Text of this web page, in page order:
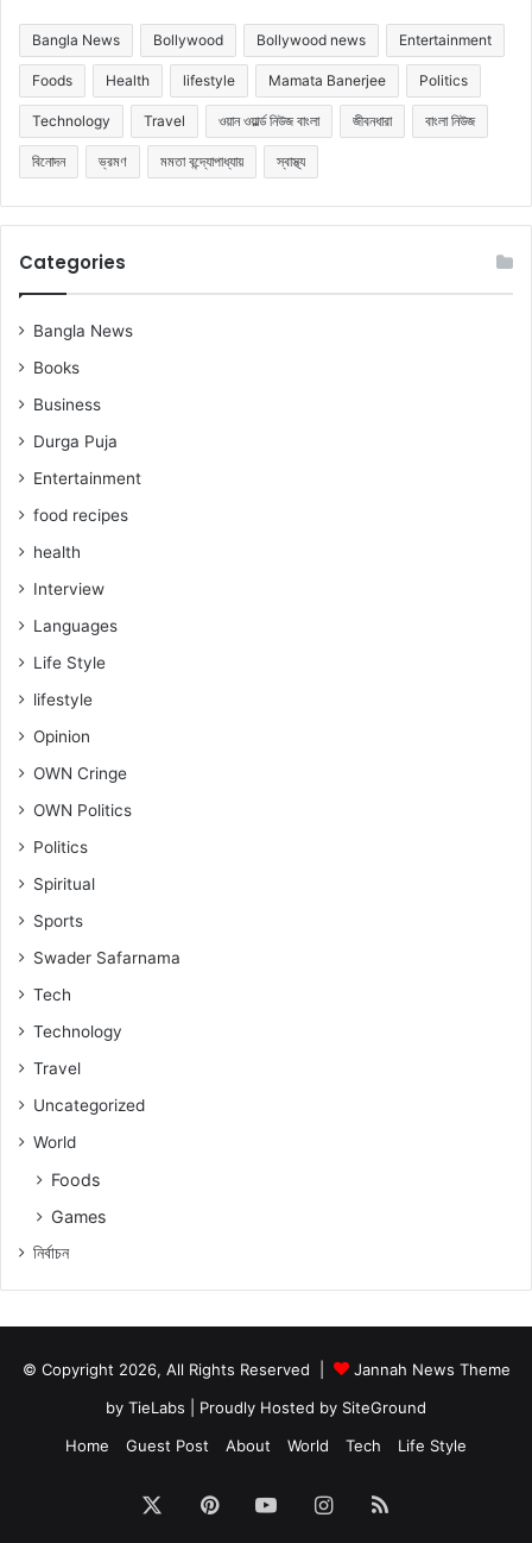
Bangla News Bollywood Bollywood news Entertainment
Foods Health lifestyle Mamata Banerjee Politics
Technology Travel ওয়ান ওয়ার্ল্ড নিউজ বাংলা জীবনধারা বাংলা নিউজ
বিনোদন ভ্রমণ মমতা বন্দ্যোপাধ্যায় স্বাস্থ্য
Categories
Bangla News
Books
Business
Durga Puja
Entertainment
food recipes
health
Interview
Languages
Life Style
lifestyle
Opinion
OWN Cringe
OWN Politics
Politics
Spiritual
Sports
Swader Safarnama
Tech
Technology
Travel
Uncategorized
World
Foods
Games
নিৰ্বাচন
© Copyright 2026, All Rights Reserved |
Jannah News Theme
by TieLabs | Proudly Hosted by SiteGround
Home
Guest Post About World Tech Life Style
PinterestYouTubeInstagram